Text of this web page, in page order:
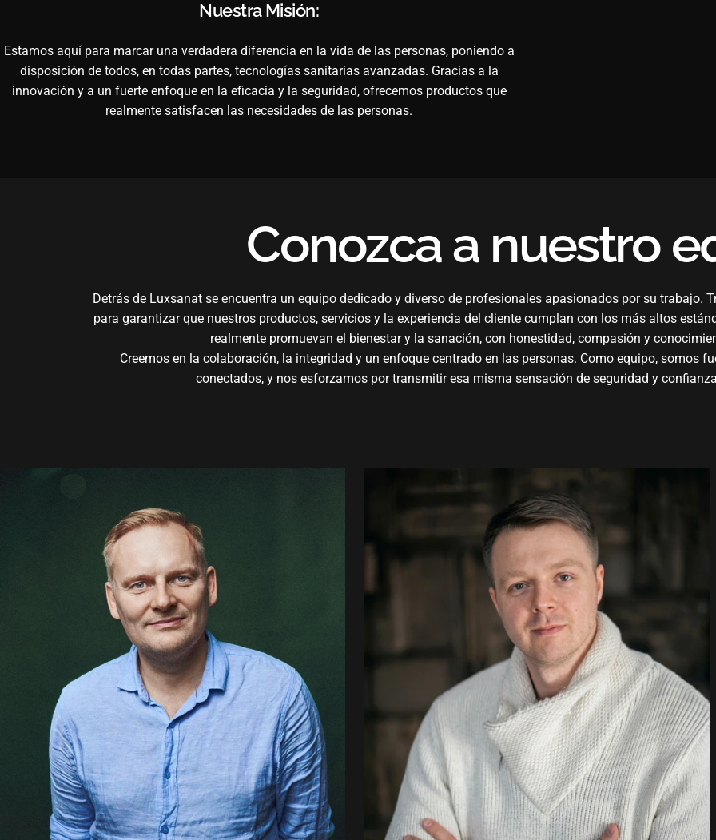
Nuestra Misión:
Estamos aquí para marcar una verdadera diferencia en la vida de las personas, poniendo a
disposición de todos, en todas partes, tecnologías sanitarias avanzadas. Gracias a la
innovación y a un fuerte enfoque en la eficacia y la seguridad, ofrecemos productos que
realmente satisfacen las necesidades de las personas.
Conozcaa nuestro
Detrás de Luxsanat se encuentra un equipo dedicado y diverso de profesionales apasionados por su trabajo.
para garantizar que nuestros productos, servicios y la experiencia del cliente cumplan con los más altos
realmente promuevan el bienestar y la sanación, con honestidad, compasión y
Creemos en la colaboración, la integridad y un enfoque centrado en las personas. Como equipo, somos
conectados, y nos esforzamos por transmitir esa misma sensación de seguridad y